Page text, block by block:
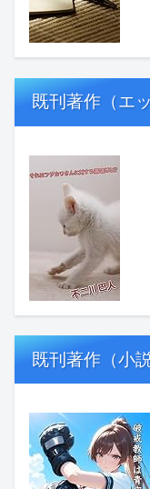
既刊著作（エ
既刊著作（小説